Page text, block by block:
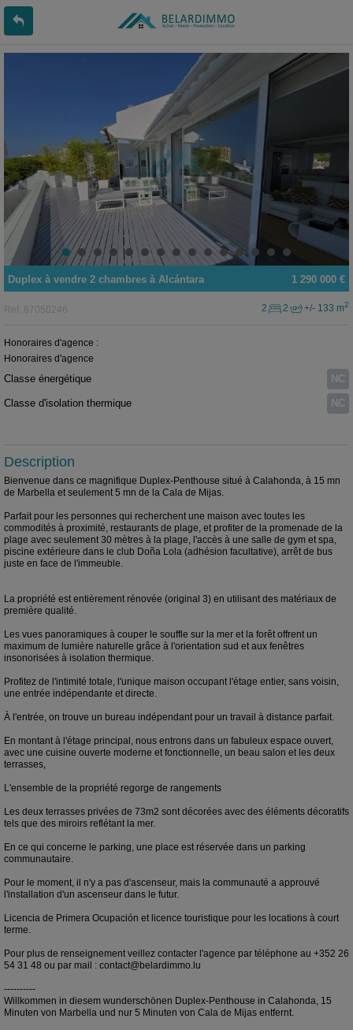
1 290 000 €
Duplex à vendre 2 chambres à Alcántara
Ref. 87050246 2 2 +/- 133 m2
Honoraires d'agence :
Honoraires d'agence
Classe énergétique NC
Classe d'isolation thermique NC
Description
Bienvenue dans ce magnifique Duplex-Penthouse situé à Calahonda, à 15 mn
de Marbella et seulement 5 mn de la Cala de Mijas.
Parfait pour les personnes qui recherchent une maison avec toutes les
commodités à proximité, restaurants de plage, et profiter de la promenade de la
plage avec seulement 30 mètres à la plage, l'accès à une salle de gym et spa,
piscine extérieure dans le club Doña Lola (adhésion facultative), arrêt de bus
juste en face de l'immeuble.
La propriété est entièrement rénovée (original 3) en utilisant des matériaux de
première qualité.
Les vues panoramiques à couper le souffle sur la mer et la forêt offrent un
maximum de lumière naturelle grâce à l'orientation sud et aux fenêtres
insonorisées à isolation thermique.
Profitez de l'intimité totale, l'unique maison occupant l'étage entier, sans voisin,
une entrée indépendante et directe.
À l'entrée, on trouve un bureau indépendant pour un travail à distance parfait.
En montant à l'étage principal, nous entrons dans un fabuleux espace ouvert,
avec une cuisine ouverte moderne et fonctionnelle, un beau salon et les deux
terrasses,
L'ensemble de la propriété regorge de rangements
Les deux terrasses privées de 73m2 sont décorées avec des éléments décoratifs
tels que des miroirs reflétant la mer.
En ce qui concerne le parking, une place est réservée dans un parking
communautaire.
Pour le moment, il n'y a pas d'ascenseur, mais la communauté a approuvé
l'installation d'un ascenseur dans le futur.
Licencia de Primera Ocupación et licence touristique pour les locations à court
terme.
Pour plus de renseignement veillez contacter l'agence par téléphone au +352 26
54 31 48 ou par mail : contact@belardimmo.lu
----------
Willkommen in diesem wunderschönen Duplex-Penthouse in Calahonda, 15
Minuten von Marbella und nur 5 Minuten von Cala de Mijas entfernt.